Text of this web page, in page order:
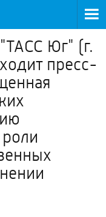
Юг" (г.
пресс-